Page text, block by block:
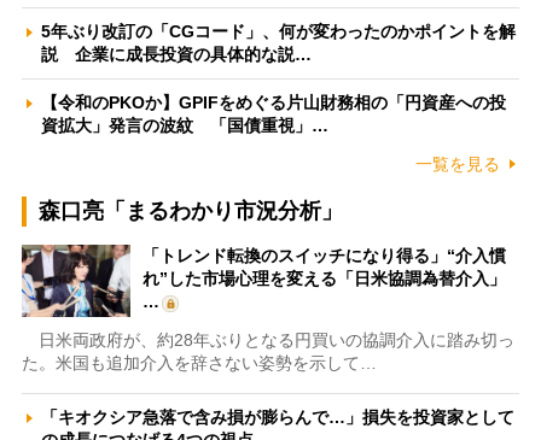
5年ぶり改訂の「CGコード」、何が変わったのかポイントを解
説 企業に成長投資の具体的な説…
【令和のPKOか】GPIFをめぐる片山財務相の「円資産への投
資拡大」発言の波紋 「国債重視」…
一覧を見る
森口亮「まるわかり市況分析」
「トレンド転換のスイッチになり得る」“介入慣
れ”した市場心理を変える「日米協調為替介入」
…
日米両政府が、約28年ぶりとなる円買いの協調介入に踏み切っ
た。米国も追加介入を辞さない姿勢を示して…
「キオクシア急落で含み損が膨らんで…」損失を投資家として